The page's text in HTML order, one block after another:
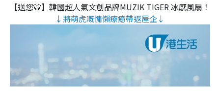
【送您🐯】韓國超人氣文創品牌MUZIK TIGER 冰感風扇！
↓將萌虎嘅慵懶療癒帶返屋企↓